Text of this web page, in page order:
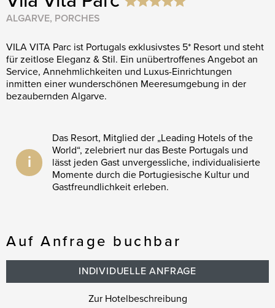
ALGARVE, PORCHES
VILA VITA Parc ist Portugals exklusivstes 5* Resort und steht
für zeitlose Eleganz & Stil. Ein unübertroffenes Angebot an
Service, Annehmlichkeiten und Luxus-Einrichtungen
inmitten einer wunderschönen Meeresumgebung in der
bezaubernden Algarve.
i
Das Resort, Mitglied der „Leading Hotels of the
World“, zelebriert nur das Beste Portugals und
lässt jeden Gast unvergessliche, individualisierte
Momente durch die Portugiesische Kultur und
Gastfreundlichkeit erleben.
Auf Anfrage buchbar
INDIVIDUELLE ANFRAGE
Zur Hotelbeschreibung